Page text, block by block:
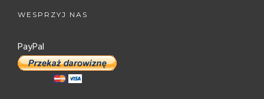
WESPRZYJ NAS
PayPal